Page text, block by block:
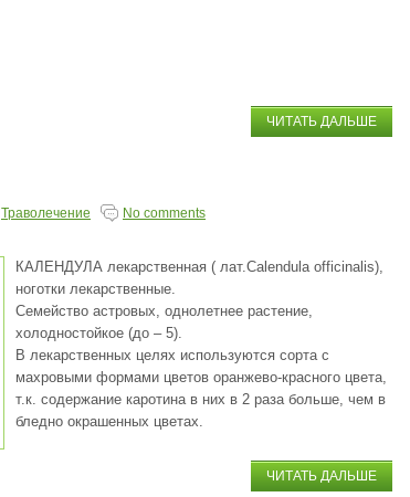
ЧИТАТЬ ДАЛЬШЕ
Траволечение No comments
КАЛЕНДУЛА лекарственная ( лат.Сalendula officinalis),
ноготки лекарственные.
Семейство астровых, однолетнее растение,
холодностойкое (до – 5).
В лекарственных целях используются сорта с
махровыми формами цветов оранжево-красного цвета,
т.к. содержание каротина в них в 2 раза больше, чем в
бледно окрашенных цветах.
ЧИТАТЬ ДАЛЬШЕ